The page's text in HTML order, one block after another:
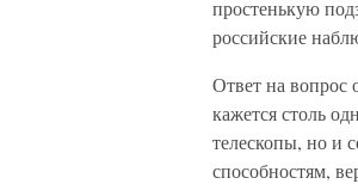
простенькую
российские
Ответ на вопрос
кажется столь
телескопы, но и
способностям,